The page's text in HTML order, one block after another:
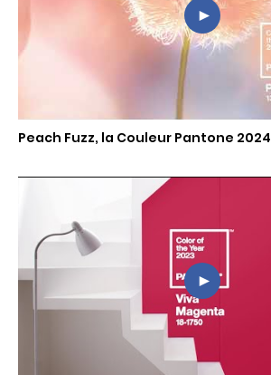
Peach Fuzz, la Couleur Pantone 2024